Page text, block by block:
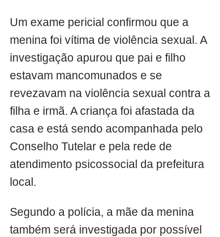
Um exame pericial confirmou que a
menina foi vítima de violência sexual. A
investigação apurou que pai e filho
estavam mancomunados e se
revezavam na violência sexual contra a
filha e irmã. A criança foi afastada da
casa e está sendo acompanhada pelo
Conselho Tutelar e pela rede de
atendimento psicossocial da prefeitura
local.
Segundo a polícia, a mãe da menina
também será investigada por possível